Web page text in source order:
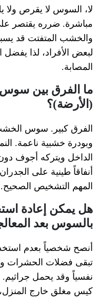
لا، السوس لا يقرص ولا
مباشرة. ضرره يقتصر
والخشب المتفتت قد
لبعض الأفراد، لذا يفضل
المصابة.
ما الفرق بين
(الأرضة)؟
الفرق كبير. سوس
وبودرة خشبية ناعمة.
الداخل ويتركه أجوف
أنفاقاً طينية على
المهم التشخيص الصحيح.
هل يمكن إعادة
بالسوس بعد
أنصح شخصياً بعدم
تبقى فضلات الحشرات
نفسياً وقد يحمل
كيس مغلق خارج